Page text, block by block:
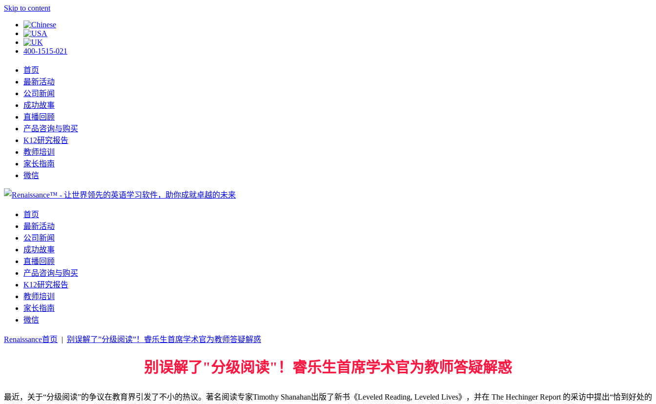
Skip to content
400-1515-021
首页
最新活动
公司新闻
成功故事
直播回顾
产品咨询与购买
K12研究报告
教师培训
家长指南
微信
首页
最新活动
公司新闻
成功故事
直播回顾
产品咨询与购买
K12研究报告
教师培训
家长指南
微信
Renaissance首页 | 别误解了”分级阅读”！睿乐生首席学术官为教师答疑解惑
别误解了"分级阅读"！睿乐生首席学术官为教师答疑解惑
最近，关于“分级阅读”的争议在教育界引发了不小的热议。著名阅读专家Timothy Shanahan出版了新书《Leveled Reading, Leveled Lives》，并在 The Hechinger Report 的采访中提出“恰到好处的